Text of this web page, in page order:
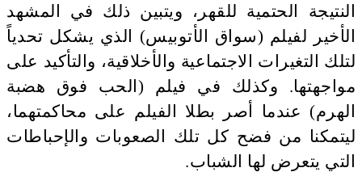
النتيجة الحتمية للقهر، ويتبين ذلك في المشهد
الأخير لفيلم (سواق الأتوبيس) الذي يشكل تحدياً
لتلك التغيرات الاجتماعية والأخلاقية، والتأكيد على
مواجهتها. وكذلك في فيلم (الحب فوق هضبة
الهرم) عندما أصر بطلا الفيلم على محاكمتهما،
ليتمكنا من فضح كل تلك الصعوبات والإحباطات
التي يتعرض لها الشباب.